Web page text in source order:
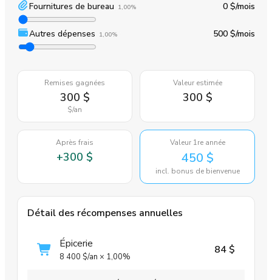
Fournitures de bureau 1,00% 0 $/mois
Autres dépenses 1,00% 500 $/mois
Remises gagnées
300 $
$/an
Valeur estimée
300 $
Après frais
+300 $
Valeur 1re année
450 $
incl. bonus de bienvenue
Détail des récompenses annuelles
Épicerie
8 400 $/an × 1,00%
84 $